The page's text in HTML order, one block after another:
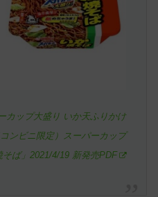
カップ大盛り いか天ふりかけ
ンビニ限定）スーパーカップ
そば」2021/4/19 新発売PDF